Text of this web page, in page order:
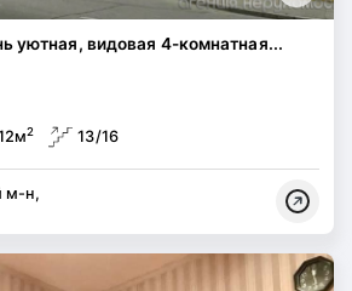
уютная, видовая 4-комнатная...
2 13/16
м-н,